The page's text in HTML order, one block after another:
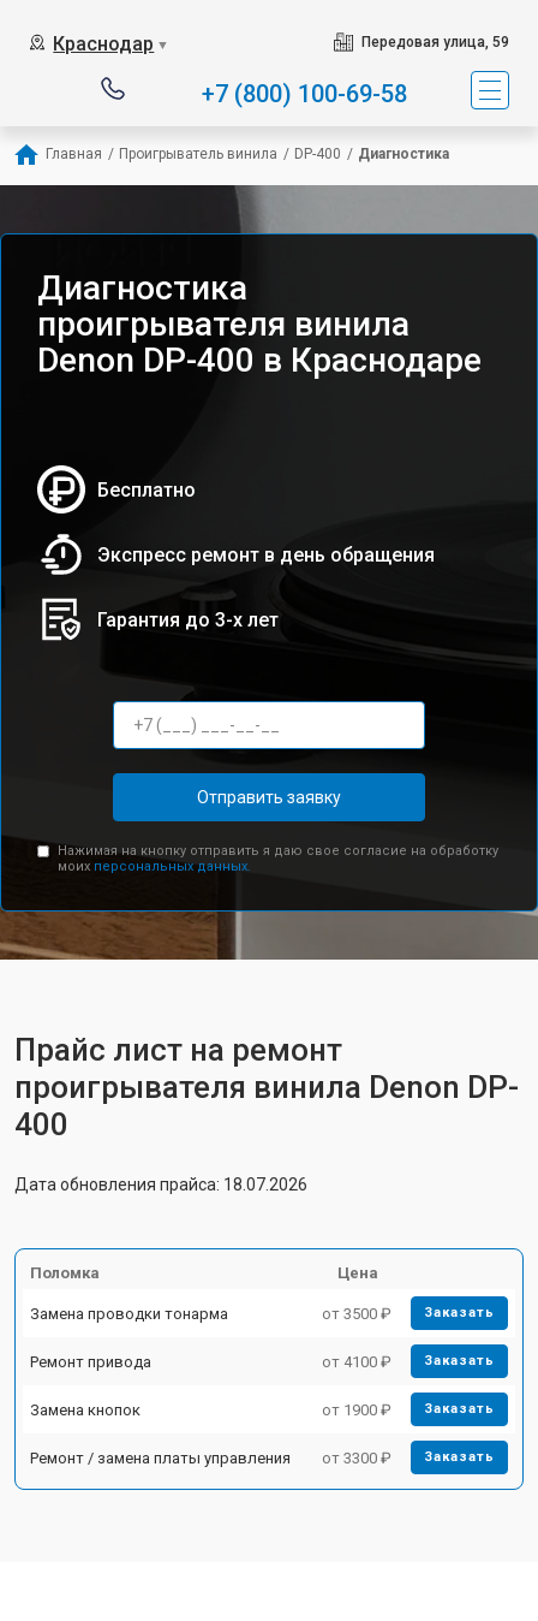
Краснодар ▼ Передовая улица, 59
+7 (800) 100-69-58
Главная / Проигрыватель винила / DP-400 / Диагностика
Диагностика
проигрывателя винила
Denon DP-400 в Краснодаре
Бесплатно
Экспресс ремонт в день обращения
Гарантия до 3-х лет
Отправить заявку
Нажимая на кнопку отправить я даю свое согласие на обработку
моих персональных данных.
Прайс лист на ремонт
проигрывателя винила Denon DP-
400
Дата обновления прайса: 18.07.2026
Поломка Цена
Замена проводки тонарма от 3500 ₽ Заказать
Ремонт привода от 4100 ₽ Заказать
Замена кнопок от 1900 ₽ Заказать
Ремонт / замена платы управления от 3300 ₽ Заказать